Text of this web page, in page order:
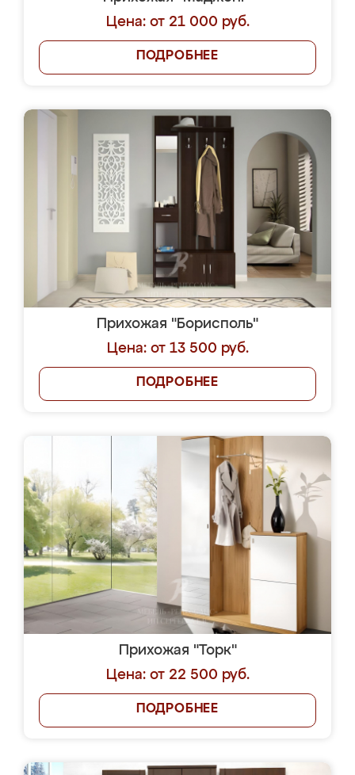
Цена: от 21 000 руб.
ПОДРОБНЕЕ
Прихожая "Борисполь"
Цена: от 13 500 руб.
ПОДРОБНЕЕ
Прихожая "Торк"
Цена: от 22 500 руб.
ПОДРОБНЕЕ